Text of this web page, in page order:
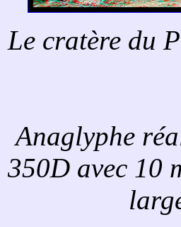
Le cratère du
Anaglyphe
350D avec 10